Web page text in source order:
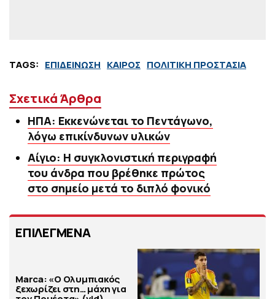
TAGS: ΕΠΙΔΕΙΝΩΣΗ ΚΑΙΡΟΣ ΠΟΛΙΤΙΚΗ ΠΡΟΣΤΑΣΙΑ
Σχετικά Άρθρα
ΗΠΑ: Εκκενώνεται το Πεντάγωνο,
λόγω επικίνδυνων υλικών
Αίγιο: Η συγκλονιστική περιγραφή
του άνδρα που βρέθηκε πρώτος
στο σημείο μετά το διπλό φονικό
ΕΠΙΛΕΓΜΕΝΑ
Marca: «Ο Ολυμπιακός
ξεχωρίζει στη… μάχη για